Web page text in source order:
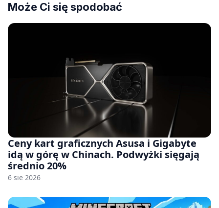
Może Ci się spodobać
Ceny kart graficznych Asusa i Gigabyte
idą w górę w Chinach. Podwyżki sięgają
średnio 20%
6 sie 2026